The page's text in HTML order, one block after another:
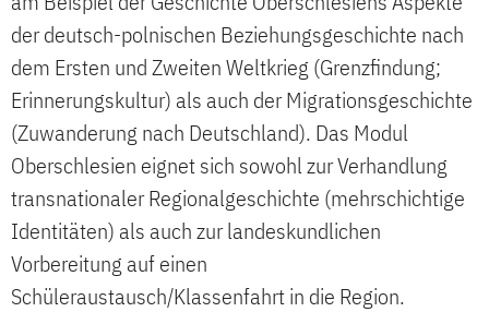
der deutsch-polnischen Beziehungsgeschichte nach
dem Ersten und Zweiten Weltkrieg (Grenzfindung;
Erinnerungskultur) als auch der Migrationsgeschichte
(Zuwanderung nach Deutschland). Das Modul
Oberschlesien eignet sich sowohl zur Verhandlung
transnationaler Regionalgeschichte (mehrschichtige
Identitäten) als auch zur landeskundlichen
Vorbereitung auf einen
Schüleraustausch/Klassenfahrt in die Region.